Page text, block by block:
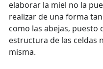
elaborar la miel no la
realizar de una forma
como las abejas, puesto
estructura de las celdas
misma.